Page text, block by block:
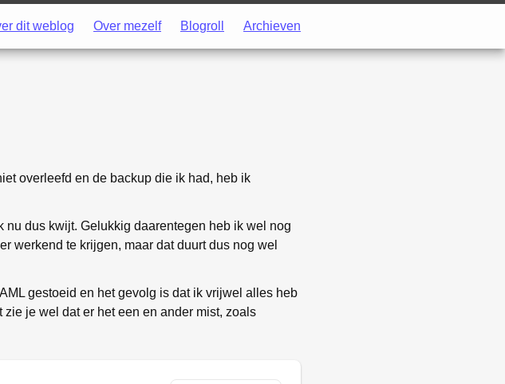
dit weblog Over mezelf Blogroll Archieven
overleefd en de backup die ik had, heb ik
dus kwijt. Gelukkig daarentegen heb ik wel nog
werkend te krijgen, maar dat duurt dus nog wel
gestoeid en het gevolg is dat ik vrijwel alles heb
je wel dat er het een en ander mist, zoals